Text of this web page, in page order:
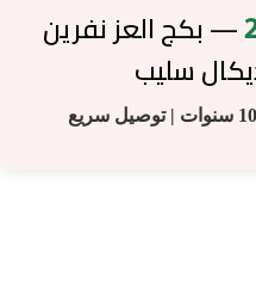
— بكج العز نفرين
سليب